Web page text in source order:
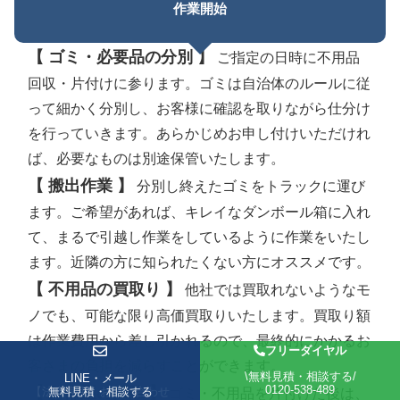
作業開始
【 ゴミ・必要品の分別 】
ご指定の日時に不用品
回収・片付けに参ります。ゴミは自治体のルールに従
って細かく分別し、お客様に確認を取りながら仕分け
を行っていきます。あらかじめお申し付けいただけれ
ば、必要なものは別途保管いたします。
【 搬出作業 】
分別し終えたゴミをトラックに運び
ます。ご希望があれば、キレイなダンボール箱に入れ
て、まるで引越し作業をしているように作業をいたし
ます。近隣の方に知られたくない方にオススメです。
【 不用品の買取り 】
他社では買取れないようなモ
ノでも、可能な限り高価買取りいたします。買取り額
は作業費用から差し引かれるので、最終的にかかるお
【 お部屋の掃除 】 ゴミ・不用品を片付けた後は、
LINE・メール
【法人専用】お問い合わせ
LINE・メール
無料見積・相談する
フリーダイヤル
\無料見積・相談する/
0120-538-489